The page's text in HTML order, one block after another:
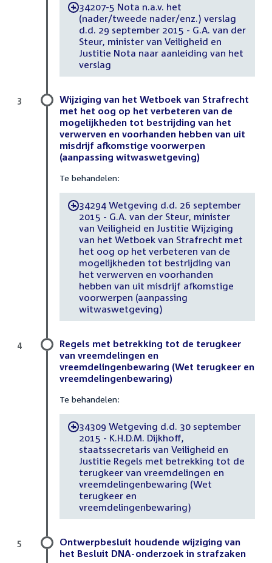
-34207-5 Nota n.a.v. het
(nader/tweede nader/enz.) verslag
d.d. 29 september 2015 - G.A. van der
Steur, minister van Veiligheid en
Justitie Nota naar aanleiding van het
verslag
Wijziging van het Wetboek van Strafrecht
met het oog op het verbeteren van de
mogelijkheden tot bestrijding van het
verwerven en voorhanden hebben van uit
misdrijf afkomstige voorwerpen
(aanpassing witwaswetgeving)
Te behandelen:
-34294 Wetgeving d.d. 26 september
2015 - G.A. van der Steur, minister
van Veiligheid en Justitie Wijziging
van het Wetboek van Strafrecht met
het oog op het verbeteren van de
mogelijkheden tot bestrijding van
het verwerven en voorhanden
hebben van uit misdrijf afkomstige
voorwerpen (aanpassing
witwaswetgeving)
3
Regels met betrekking tot de terugkeer
van vreemdelingen en
vreemdelingenbewaring (Wet terugkeer en
vreemdelingenbewaring)
Te behandelen:
-34309 Wetgeving d.d. 30 september
2015 - K.H.D.M. Dijkhoff,
staatssecretaris van Veiligheid en
Justitie Regels met betrekking tot de
terugkeer van vreemdelingen en
vreemdelingenbewaring (Wet
terugkeer en
vreemdelingenbewaring)
4
Ontwerpbesluit houdende wijziging van
het Besluit DNA-onderzoek in strafzaken
5